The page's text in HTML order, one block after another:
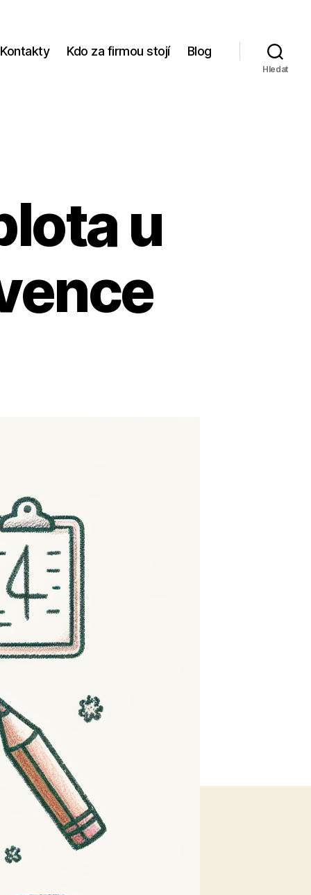
Kontakty Kdo za firmou stojí Blog
Hledat
u